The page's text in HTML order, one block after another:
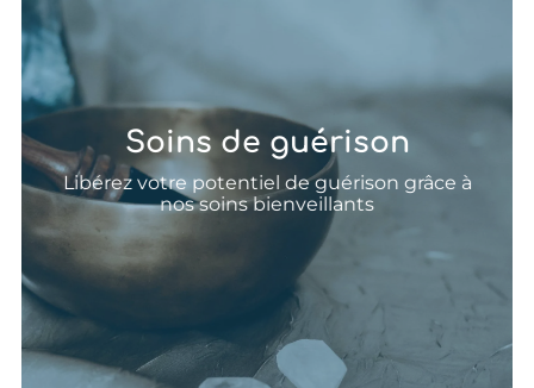
Soins de guérison
Libérez votre potentiel de guérison grâce à
nos soins bienveillants
Harmonie corps, âme, esprit
Retrouvez équilibre et vitalité